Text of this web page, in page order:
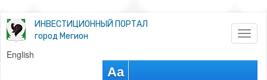
ИНВЕСТИЦИОННЫЙ ПОРТАЛ
город Мегион
English
Aa